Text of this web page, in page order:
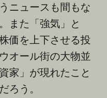
ニュースも間もな
また「強気」と
価を上下させる投
オール街の大物並
家」が現れたこと
ろう。